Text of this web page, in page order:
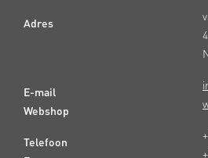
Adres
E-mail
Webshop
Telefoon